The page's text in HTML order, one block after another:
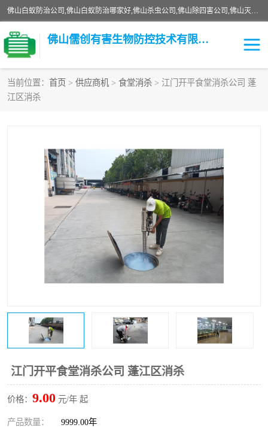
佛山白蚁防治公司,佛山白蚁防治哪家好,佛山杀虫公司,佛山除四害公司,佛山灭白蚁公司,佛山白蚁防治佛山儒创有害生物防治有限公司是一家佛山杀虫公司、佛山除四害公司、佛山灭白蚁公司、佛山白蚁防治公司，让您远离虫害困扰。要问佛山白蚁防治哪家好？佛山儒创有害生物防治有限公司全佛山、广州，正规公司，上门勘查，可靠，售后有保障。
佛山儒创有害生物防控技术有限公司
当前位置： 首页 > 供应商机 > 食堂消杀 > 江门开平食堂消杀公司 蓬
江区消杀
江门开平食堂消杀公司 蓬江区消杀
价格： 9.00 元/年 起
产品数量： 9999.00年
白蚁消杀
除四害 食堂消杀
校园消杀 园区消杀
害虫防治